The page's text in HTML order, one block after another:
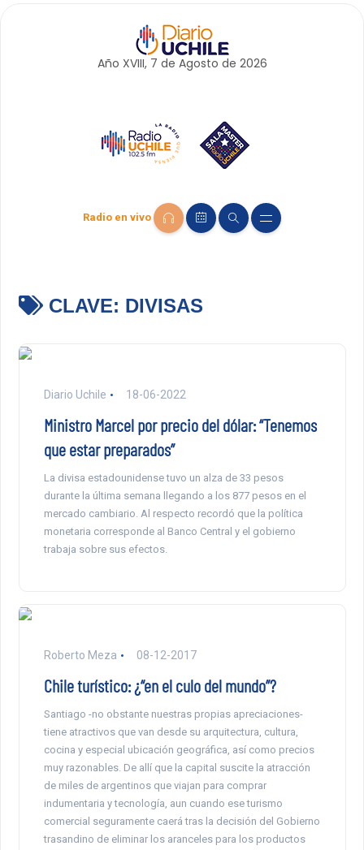
Año XVIII, 7 de Agosto de 2026
Radio en vivo
CLAVE: DIVISAS
Diario Uchile 18-06-2022
Ministro Marcel por precio del dólar: “Tenemos
que estar preparados”
La divisa estadounidense tuvo un alza de 33 pesos
durante la última semana llegando a los 877 pesos en el
mercado cambiario. Al respecto recordó que la política
monetaria corresponde al Banco Central y el gobierno
trabaja sobre sus efectos.
Roberto Meza 08-12-2017
Chile turístico: ¿“en el culo del mundo”?
Santiago -no obstante nuestras propias apreciaciones-
tiene atractivos que van desde su arquitectura, cultura,
cocina y especial ubicación geográfica, así como precios
muy razonables. De allí que la capital suscite la atracción
de miles de argentinos que viajan para comprar
indumentaria y tecnología, aun cuando ese turismo
comercial seguramente caerá tras la decisión del Gobierno
trasandino de eliminar los aranceles para los productos